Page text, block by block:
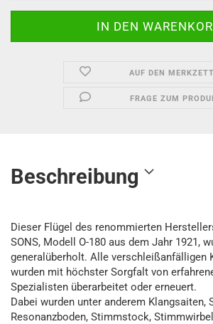
AUF DEN
FRAGE ZUM
Beschreibung
Dieser Flügel des renommierten
SONS, Modell O-180 aus dem Jahr 1921,
generalüberholt. Alle verschleißanfälligen
wurden mit höchster Sorgfalt von
Spezialisten überarbeitet oder erneuert.
Dabei wurden unter anderem Klangsaiten,
Resonanzboden, Stimmstock,